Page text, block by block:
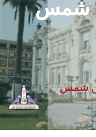
الرئيسيـة
عن الجامعة
القطاعـات
الشئون الأكاديمية
شمس
شمس